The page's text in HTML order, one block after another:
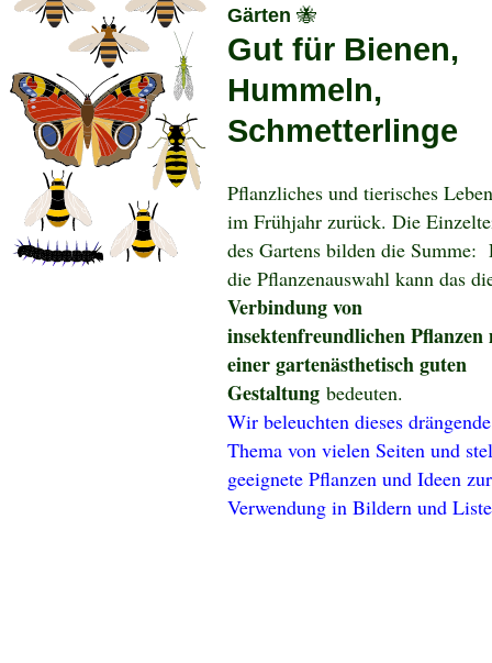
Gärten 🐝
Gut für Bienen,
Hummeln,
Schmetterlinge
Pflanzliches und tierisches
im Frühjahr zurück. Die
des Gartens bilden die Summe:
die Pflanzenauswahl kann das
Verbindung von
insektenfreundlichen Pflanzen
einer gartenästhetisch guten
Gestaltung bedeuten.
Wir beleuchten dieses drängende
Thema von vielen Seiten und
geeignete Pflanzen und Ideen zur
Verwendung in Bildern und